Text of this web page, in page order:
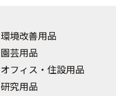
環境改善用品
園芸用品
オフィス・住設用品
研究用品